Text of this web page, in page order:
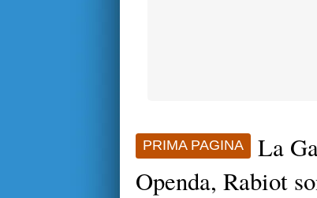
PRIMA PAGINA
La
Openda, Rabiot